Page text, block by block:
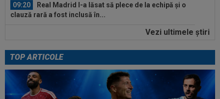
09:20
Real Madrid l-a lăsat să plece de la echipă și o
clauză rară a fost inclusă în...
40.000.000€ pentru transfer! Inter și Cristi
10:08
Suma uriașă care i se reține lui Cornel Dinu din
pensie, după ce a pierdut...
09:53
A venit anunțul cel mare: Vinicius Junior a spus
Vezi ultimele ştiri
TOP ARTICOLE